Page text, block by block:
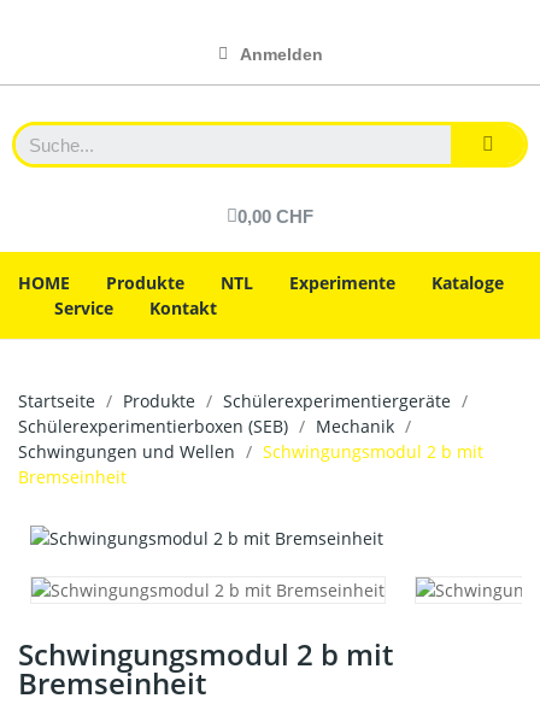
Anmelden
0,00 CHF
HOME Produkte NTL Experimente
Kataloge
Service
Kontakt
Startseite Produkte
Schülerexperimentiergeräte
Schülerexperimentierboxen (SEB)
Mechanik
Schwingungen und Wellen
Schwingungsmodul 2 b mit
Bremseinheit
Schwingungsmodul 2 b mit
Bremseinheit